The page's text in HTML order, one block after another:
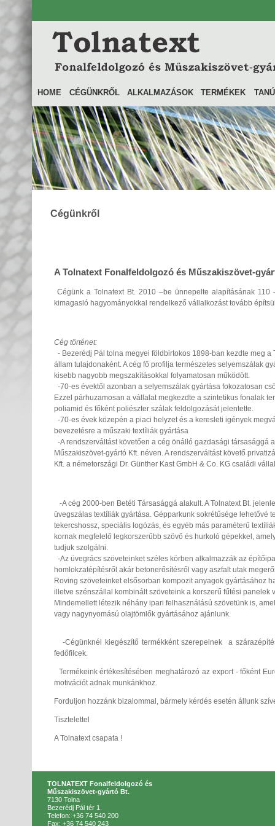
HOME CÉGÜNKRŐL ALKALMAZÁSOK TERMÉKEK
Cégünkről
A Tolnatext Fonalfeldolgozó és Műszakiszövet-
Cégünk a Tolnatext Bt. 2010 –be ünnepelte alapításának
kimagasló hagyományokkal rendelkező vállalkozást tovább
Cég történet:
- Bezerédj Pál tolna megyei földbirtokos 1898-ban kezdte meg a
állam tulajdonaként. A cég fő profilja természetes selyemszálak
kisebb nagyobb megszakításokkal folyamatosan működött.
-70-es évektől azonban a selyemszálak gyártása fokozatosan
Ezzel párhuzamosan a vállalat megkezdte a szintetikus fonalak
poliamid és főként poliészter szálak feldolgozását jelentette.
-70-es évek közepén a piaci helyzet és a keresleti igények
bevezetésre a műszaki textíliák gyártása
-A rendszerváltást követően a cég önálló gazdasági társasággá
Műszakiszövet-gyártó Kft. néven. A rendszerváltást követő
Kft. a németországi Dr. Günther Kast GmbH & Co. KG családi
-A cég 2000-ben Betéti Társasággá alakult. A Tolnatext Bt.
üvegszálas textíliák gyártása. Gépparkunk sokrétűsége lehetővé
tekercshossz, speciális logózás, és egyéb más paraméterű
kornak megfelelő legkorszerűbb szövő és hurkoló gépekkel,
tudjuk szolgálni.
-Az üvegrács szöveteinket széles körben alkalmazzák az
homlokzatépítésről akár betonerősítésről vagy aszfalt utak
Roving szöveteinket elsősorban kompozit anyagok gyártásához
illetve szénszállal kombinált szöveteink a korszerű fűtési panelek
Mindemellett létezik néhány ipari felhasználású szövetünk is,
vagy nagynyomású olajtömlők gyártásához ajánlunk.
-Cégünknél kiegészítő termékként szerepelnek a
fedőfilcek.
Termékeink értékesítésében meghatározó az export - főként
motivációt adnak munkánkhoz.
Forduljon hozzánk bizalommal, bármely kérdés esetén állunk
Tisztelettel
A Tolnatext csapata !
TOLNATEXT Fonalfeldolgozó és
Műszakiszövet-gyártó Bt.
7130 Tolna
Bezerédj Pál tér 1.
Telefon: +36 74 540 200
Fax: +36 74 540 243